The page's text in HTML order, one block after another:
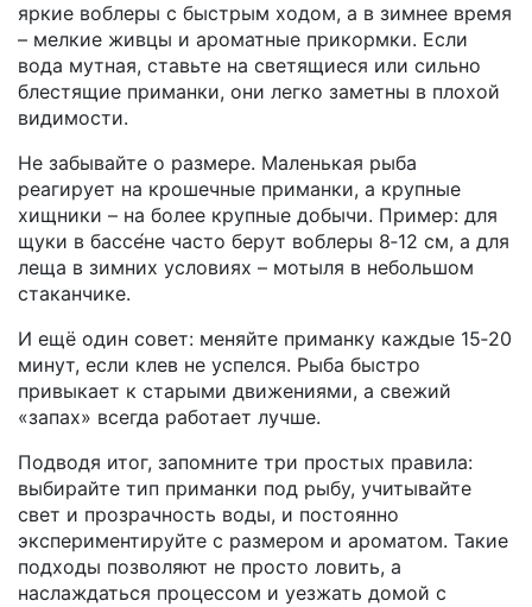
яркие воблеры с быстрым ходом, а в зимнее время
– мелкие живцы и ароматные прикормки. Если
вода мутная, ставьте на светящиеся или сильно
блестящие приманки, они легко заметны в плохой
видимости.
Не забывайте о размере. Маленькая рыба
реагирует на крошечные приманки, а крупные
хищники – на более крупные добычи. Пример: для
щуки в бассе́не часто берут воблеры 8‑12 см, а для
леща в зимних условиях – мотыля в небольшом
стаканчике.
И ещё один совет: меняйте приманку каждые 15‑20
минут, если клев не успелся. Рыба быстро
привыкает к старыми движениями, а свежий
«запах» всегда работает лучше.
Подводя итог, запомните три простых правила:
выбирайте тип приманки под рыбу, учитывайте
свет и прозрачность воды, и постоянно
экспериментируйте с размером и ароматом. Такие
подходы позволяют не просто ловить, а
наслаждаться процессом и уезжать домой с